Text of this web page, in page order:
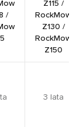
/
Z115 /
RockMow
Z130 /
RockMow
Z150
3 lata